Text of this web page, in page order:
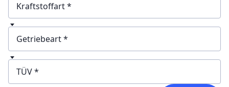
Kraftstoffart
Getriebeart